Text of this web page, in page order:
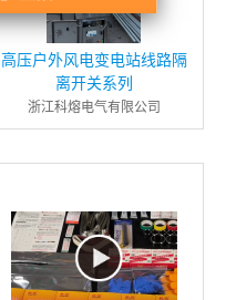
高压户外风电变电站线路隔
离开关系列
浙江科熔电气有限公司